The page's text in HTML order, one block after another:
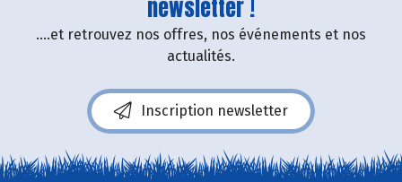
newsletter !
....et retrouvez nos offres, nos événements et nos
actualités.
Inscription newsletter